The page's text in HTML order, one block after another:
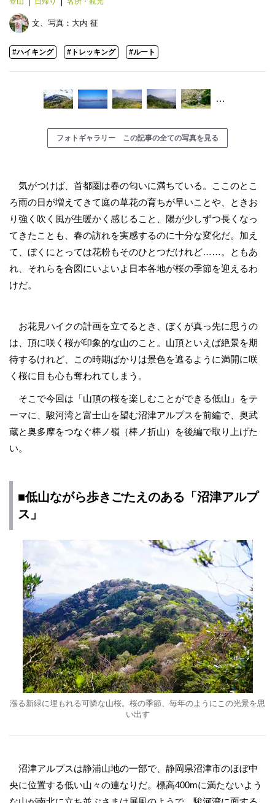
文、写真： 大内 征
#ハイキング #トレッキング #ルート
…
フォトギャラリー この記事の全ての写真を見る
気がつけば、首都圏は春の匂いに満ちている。ここのとこ
ろ雨の日が増えてきて庭の草花の育ちが早いことや、ときお
り強く吹く風が生暖かく感じること、陽が少しずつ長くなっ
てきたことも、春の訪れを実感するのに十分な変化だ。加え
て、ぼくにとっては花粉もそのひとつだけれど……。ともあ
れ、それらを合図にいよいよ日本各地が桜の季節を迎えるわ
けだ。
お花見ハイクの計画を立てるとき、ぼくが真っ先に思うの
は、頂に咲く桜が印象的な山のこと。山頂といえば絶景を期
待するけれど、この時期ばかりは景色を遮るように満開に咲
く桜に目も心も奪われてしまう。
そこで今回は「山頂の桜を楽しむことができる低山」をテ
ーマに、駿河湾と富士山を望む沼津アルプスを前編で、奥武
蔵と奥多摩をつなぐ棒ノ嶺（棒ノ折山）を後編で取り上げた
い。
■低山ながら歩きごたえのある「沼津アルプ
ス」
漲る新緑に埋もれる可憐な山桜。桜の季節、毎年のようにこの光景を思
い出す
沼津アルプスは静浦山地の一部で、静岡県沼津市のほぼ中
央に位置する低い山々の連なりだ。標高400mに満たないよう